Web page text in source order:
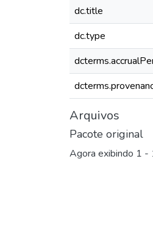
dc.title
dc.type
Arquivos
Pacote original
Agora exibindo 1 -